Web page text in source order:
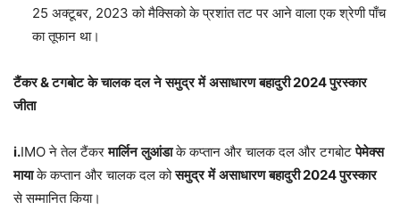
25 अक्टूबर, 2023 को मैक्सिको के प्रशांत तट पर आने वाला एक श्रेणी पाँच
का तूफान था।
टैंकर&टगबोट के चालक दल ने समुद्र में असाधारण बहादुरी2024पुरस्कार
जीता
i.IMO ने तेल टैंकरमार्लिन लुआंडाके कप्तान और चालक दल और टगबोटपेमेक्स
मायाके कप्तान और चालक दल कोसमुद्र में असाधारण बहादुरी2024पुरस्कार
से सम्मानित किया।